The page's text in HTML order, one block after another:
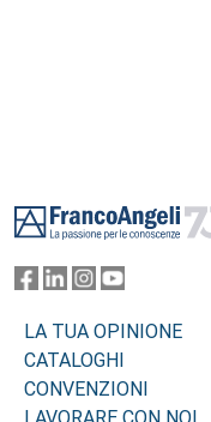
LA TUA OPINIONE
CATALOGHI
CONVENZIONI